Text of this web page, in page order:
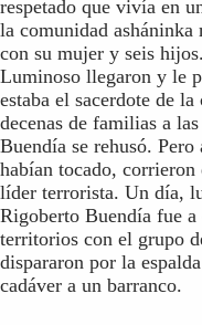
respetado que vivía en
la comunidad
con su mujer y seis
Luminoso llegaron y le
estaba el sacerdote de
decenas de familias a
Buendía se rehusó.
habían tocado,
líder terrorista. Un día,
Rigoberto Buendía fue
territorios con el grupo
dispararon por la
cadáver a un barranco.